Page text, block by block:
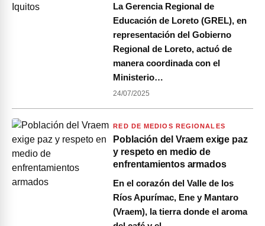
La Gerencia Regional de
Educación de Loreto (GREL), en
representación del Gobierno
Regional de Loreto, actuó de
manera coordinada con el
Ministerio…
24/07/2025
RED DE MEDIOS REGIONALES
Población del Vraem exige paz
y respeto en medio de
enfrentamientos armados
En el corazón del Valle de los
Ríos Apurímac, Ene y Mantaro
(Vraem), la tierra donde el aroma